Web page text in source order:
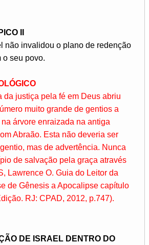
II
não invalidou o plano de redenção
o seu povo.
da justiça pela fé em Deus abriu
muito grande de gentios a
árvore enraizada na antiga
Abraão. Esta não deveria ser
mas de advertência. Nunca
de salvação pela graça através
Lawrence O. Guia do Leitor da
de Gênesis a Apocalipse capítulo
RJ: CPAD, 2012, p.747).
DE ISRAEL DENTRO DO